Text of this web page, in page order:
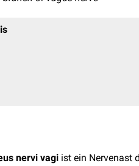
nervi vagi ist ein Nervenast